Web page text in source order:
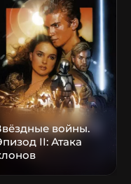
войны.
II: Атака